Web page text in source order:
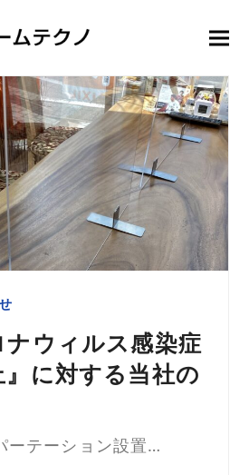
ナウィルス感染症
に対する当社の
ーテーション設置…